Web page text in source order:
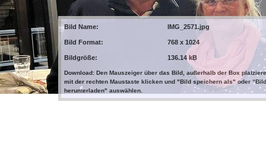
Bild Name: IMG_2571.jpg
Bild Format: 768 x 1024
Bildgröße: 136.14 kB
Download: Den Mauszeiger über das Bild, außerhalb der Box
mit der rechten Maustaste klicken und "Bild speichern als" oder "Bild
herunterladen" auswählen.